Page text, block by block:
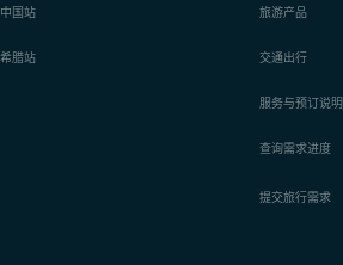
中国站
希腊站
旅游产品
交通出行
服务与预订说明
查询需求进度
提交旅行需求